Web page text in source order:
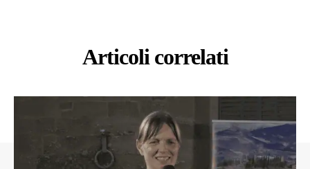
Articoli correlati